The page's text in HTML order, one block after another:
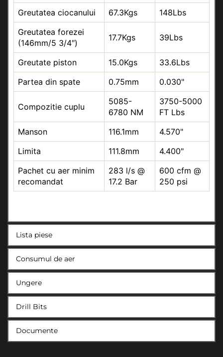
Greutatea ciocanului 67.3Kgs
148Lbs
Greutatea forezei
(146mm/5 3/4″)
17.7Kgs 39Lbs
Greutate piston 15.0Kgs
33.6Lbs
Partea din spate
0.75mm 0.030"
Compozitie cuplu
5085-
6780 NM
3750-5000
FT Lbs
Manson
116.1mm
4.570"
Limita
111.8mm
4.400"
Pachet cu aer minim
recomandat
283 l/s @
17.2 Bar
600 cfm @
250 psi
Lista piese
Consumul de aer
Ungere
Drill Bits
Documente